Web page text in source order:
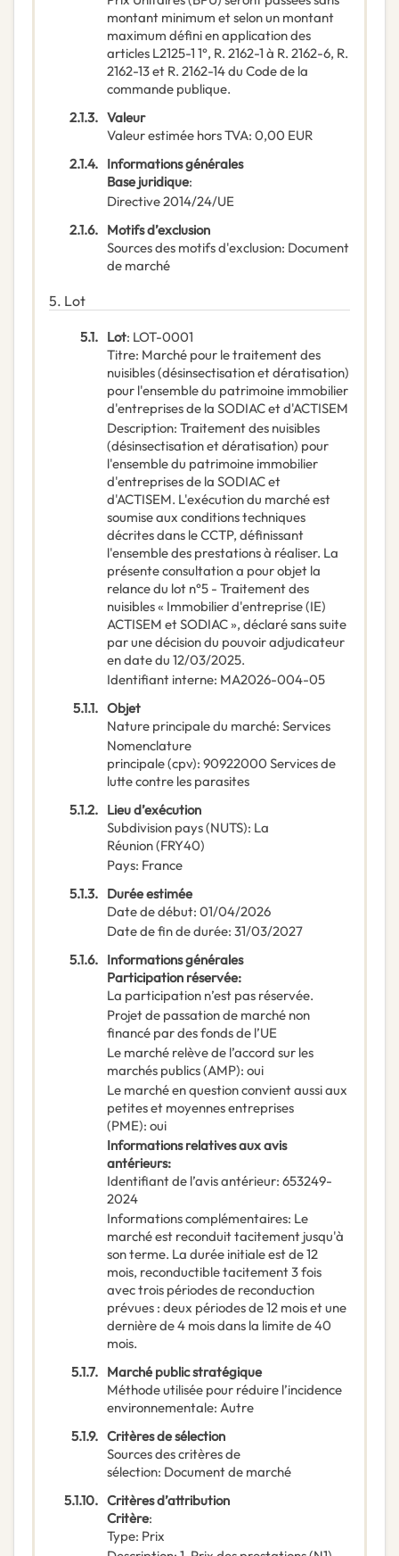
montant minimum et selon un montant
maximum défini en application des
articles L2125-1 1°, R. 2162-1 à R. 2162-6, R.
2162-13 et R. 2162-14 du Code de la
commande publique.
2.1.3. Valeur
Valeur estimée hors TVA: 0,00 EUR
2.1.4. Informations générales
Base juridique:
Directive 2014/24/UE
2.1.6. Motifs d’exclusion
Sources des motifs d'exclusion: Document
de marché
5. Lot
5.1. Lot: LOT-0001
Titre: Marché pour le traitement des
nuisibles (désinsectisation et dératisation)
pour l'ensemble du patrimoine immobilier
d'entreprises de la SODIAC et d'ACTISEM
Description: Traitement des nuisibles
(désinsectisation et dératisation) pour
l'ensemble du patrimoine immobilier
d'entreprises de la SODIAC et
d'ACTISEM. L'exécution du marché est
soumise aux conditions techniques
décrites dans le CCTP, définissant
l'ensemble des prestations à réaliser. La
présente consultation a pour objet la
relance du lot n°5 - Traitement des
nuisibles « Immobilier d'entreprise (IE)
ACTISEM et SODIAC », déclaré sans suite
par une décision du pouvoir adjudicateur
en date du 12/03/2025.
Identifiant interne: MA2026-004-05
5.1.1. Objet
Nature principale du marché: Services
Nomenclature
principale(cpv): 90922000 Services de
lutte contre les parasites
5.1.2. Lieu d’exécution
Subdivision pays (NUTS): La
Réunion(FRY40)
Pays: France
5.1.3. Durée estimée
Date de début: 01/04/2026
Date de fin de durée: 31/03/2027
5.1.6. Informations générales
Participation réservée:
La participation n’est pas réservée.
Projet de passation de marché non
financé par des fonds de l’UE
Le marché relève de l’accord sur les
marchés publics (AMP): oui
Le marché en question convient aussi aux
petites et moyennes entreprises
(PME): oui
Informations relatives aux avis
antérieurs:
Identifiant de l’avis antérieur: 653249-
2024
Informations complémentaires: Le
marché est reconduit tacitement jusqu'à
son terme. La durée initiale est de 12
mois, reconductible tacitement 3 fois
avec trois périodes de reconduction
prévues : deux périodes de 12 mois et une
dernière de 4 mois dans la limite de 40
mois.
5.1.7. Marché public stratégique
Méthode utilisée pour réduire l’incidence
environnementale: Autre
5.1.9. Critères de sélection
Sources des critères de
sélection: Document de marché
5.1.10. Critères d’attribution
Critère:
Type: Prix